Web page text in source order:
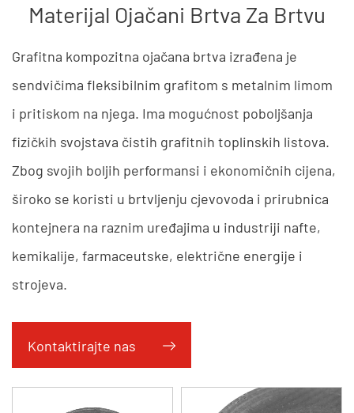
Materijal Ojačani Brtva Za Brtvu
Grafitna kompozitna ojačana brtva izrađena je
sendvičima fleksibilnim grafitom s metalnim limom
i pritiskom na njega. Ima mogućnost poboljšanja
fizičkih svojstava čistih grafitnih toplinskih listova.
Zbog svojih boljih performansi i ekonomičnih cijena,
široko se koristi u brtvljenju cjevovoda i prirubnica
kontejnera na raznim uređajima u industriji nafte,
kemikalije, farmaceutske, električne energije i
strojeva.
Kontaktirajte nas